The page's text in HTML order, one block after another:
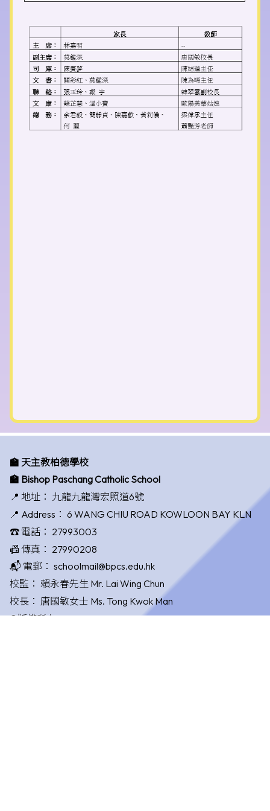
🏫 天主教柏德學校
🏫 Bishop Paschang Catholic School
📍 地址： 九龍九龍灣宏照道6號
📍 Address： 6 WANG CHIU ROAD KOWLOON BAY KLN
☎️ 電話： 27993003
📠 傳真： 27990208
📬 電郵： schoolmail@bpcs.edu.hk
校監： 賴永春先生 Mr. Lai Wing Chun
校長： 唐國敏女士 Ms. Tong Kwok Man
©版權所有